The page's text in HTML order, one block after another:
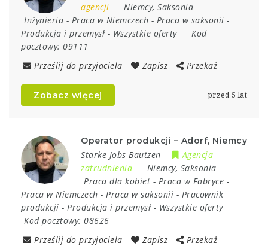
agencji
Niemcy, Saksonia
Inżynieria - Praca w Niemczech - Praca w saksonii -
Produkcja i przemysł - Wszystkie oferty
Kod
pocztowy: 09111
Prześlij do przyjaciela
Zapisz Przekaż
Zobacz więcej przed 5 lat
Operator produkcji – Adorf, Niemcy
Starke Jobs Bautzen
Agencja
zatrudnienia
Niemcy, Saksonia
Praca dla kobiet - Praca w Fabryce -
Praca w Niemczech - Praca w saksonii - Pracownik
produkcji - Produkcja i przemysł - Wszystkie oferty
Kod pocztowy: 08626
Prześlij do przyjaciela
Zapisz Przekaż